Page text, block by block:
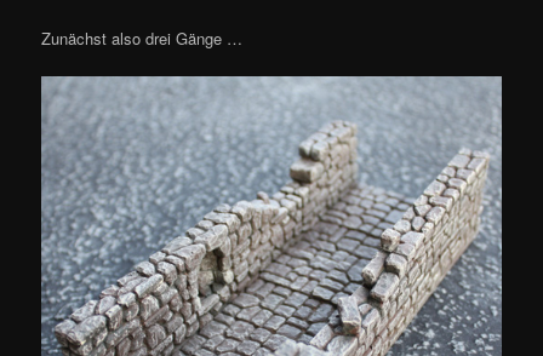
Zunächst also drei Gänge …